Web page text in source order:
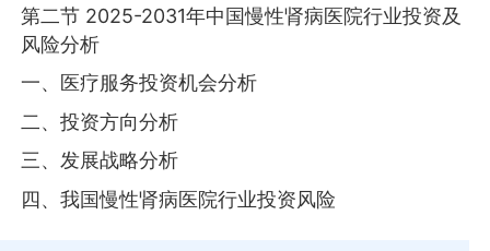
第二节 2025-2031年中国慢性肾病医院行业投资及
风险分析
一、医疗服务投资机会分析
二、投资方向分析
三、发展战略分析
四、我国慢性肾病医院行业投资风险